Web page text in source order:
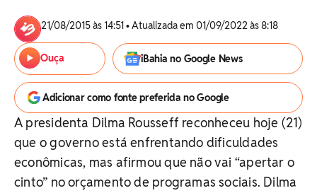
21/08/2015 às 14:51 • Atualizada em 01/09/2022 às 8:18
Ouça iBahia no Google News
Adicionar como fonte preferida no Google
A presidenta Dilma Rousseff reconheceu hoje (21)
que o governo está enfrentando dificuldades
econômicas, mas afirmou que não vai “apertar o
cinto” no orçamento de programas sociais. Dilma